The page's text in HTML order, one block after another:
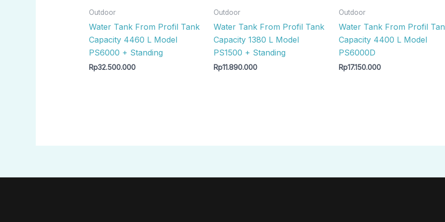
Outdoor
Water Tank From Profil Tank
Capacity 4460 L Model
PS6000 + Standing
Rp32.500.000
Outdoor
Water Tank From Profil Tank
Capacity 1380 L Model
PS1500 + Standing
Rp11.890.000
Outdoor
Water Tank From Profil
Capacity 4400 L Model
PS6000D
Rp17.150.000